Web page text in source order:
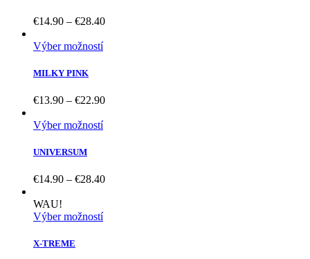
€14.90 – €28.40Price
Výber možností
MILKY PINK
€13.90 – €22.90Price
Výber možností
UNIVERSUM
€14.90 – €28.40Price
WAU!
Výber možností
X-TREME